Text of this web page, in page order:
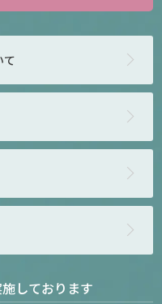
て
しております